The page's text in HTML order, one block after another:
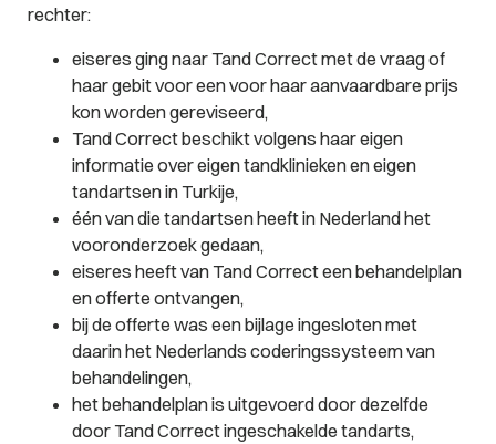
rechter:
eiseres ging naar Tand Correct met de vraag of
haar gebit voor een voor haar aanvaardbare prijs
kon worden gereviseerd,
Tand Correct beschikt volgens haar eigen
informatie over eigen tandklinieken en eigen
tandartsen in Turkije,
één van die tandartsen heeft in Nederland het
vooronderzoek gedaan,
eiseres heeft van Tand Correct een behandelplan
en offerte ontvangen,
bij de offerte was een bijlage ingesloten met
daarin het Nederlands coderingssysteem van
behandelingen,
het behandelplan is uitgevoerd door dezelfde
door Tand Correct ingeschakelde tandarts,